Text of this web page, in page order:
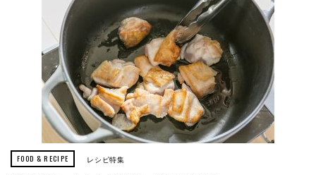
FOOD & RECIPE レシピ特集